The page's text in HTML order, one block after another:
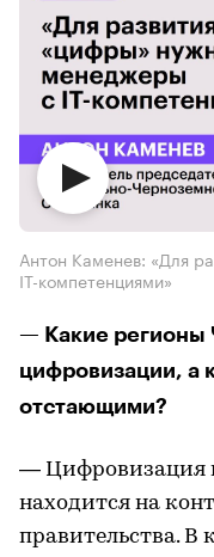
Антон Каменев: «Для
IT-компетенциями»
— Какие регионы
цифровизации, а
отстающими?
— Цифровизация
находится на
правительства. В